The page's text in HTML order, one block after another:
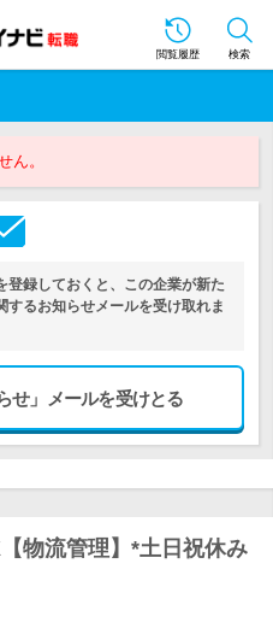
閲覧履歴 検索
ん。
登録しておくと、この企業が新た
するお知らせメールを受け取れま
せ」メールを受けとる
物流管理】*土日祝休み